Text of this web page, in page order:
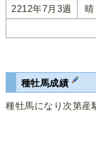
2212年7月3週
晴
種牡馬成績
種牡馬になり次第産